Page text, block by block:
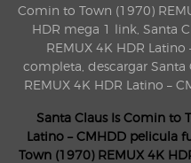
Comin to Town (1970)
HDR mega 1 link, Santa
REMUX 4K HDR
completa, descargar Santa
REMUX 4K HDR Latino –
Santa Claus Is Comin to
Latino – CMHDD pelicula
Town (1970) REMUX 4K